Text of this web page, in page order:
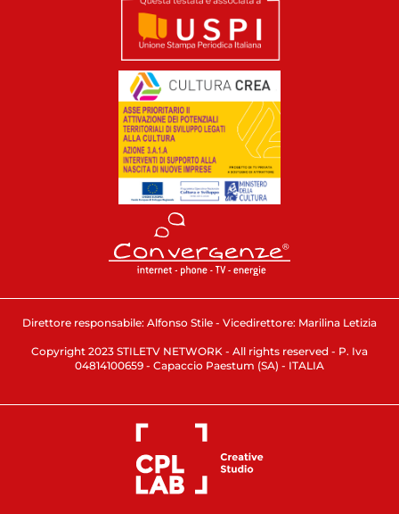
Direttore responsabile: Alfonso Stile - Vicedirettore: Marilina Letizia
Copyright 2023 STILETV NETWORK - All rights reserved - P. Iva
04814100659 - Capaccio Paestum (SA) - ITALIA